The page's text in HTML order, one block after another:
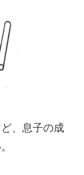
、息子の成